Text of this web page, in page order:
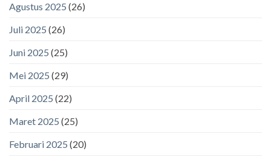
Agustus 2025 (26)
Juli 2025 (26)
Juni 2025 (25)
Mei 2025 (29)
April 2025 (22)
Maret 2025 (25)
Februari 2025 (20)